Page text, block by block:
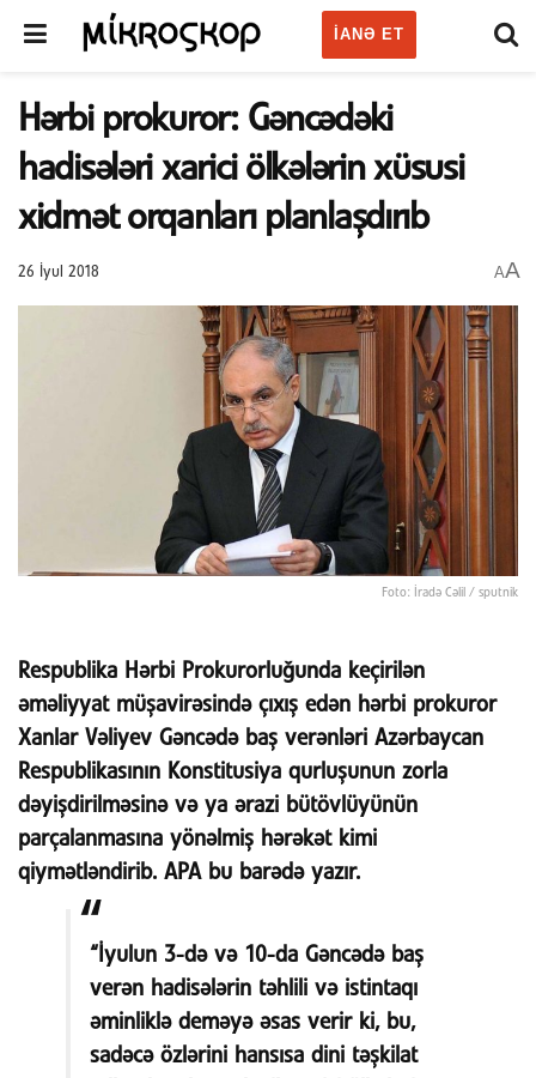
IANƏ ET
Hərbi prokuror: Gəncədəki
hadisələri xarici ölkələrin xüsusi
xidmət orqanları planlaşdırıb
26 İyul 2018 AA
Foto: İradə Cəlil / sputnik
Respublika Hərbi Prokurorluğunda keçirilən
əməliyyat müşavirəsində çıxış edən hərbi prokuror
Xanlar Vəliyev Gəncədə baş verənləri Azərbaycan
Respublikasının Konstitusiya qurluşunun zorla
dəyişdirilməsinə və ya ərazi bütövlüyünün
parçalanmasına yönəlmiş hərəkət kimi
qiymətləndirib. APA bu barədə yazır.
“İyulun 3-də və 10-da Gəncədə baş
verən hadisələrin təhlili və istintaqı
əminliklə deməyə əsas verir ki, bu,
sadəcə özlərini hansısa dini təşkilat